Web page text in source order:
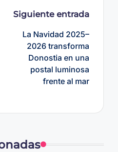
Siguiente entrada
La Navidad 2025–
2026 transforma
Donostia en una
postal luminosa
frente al mar